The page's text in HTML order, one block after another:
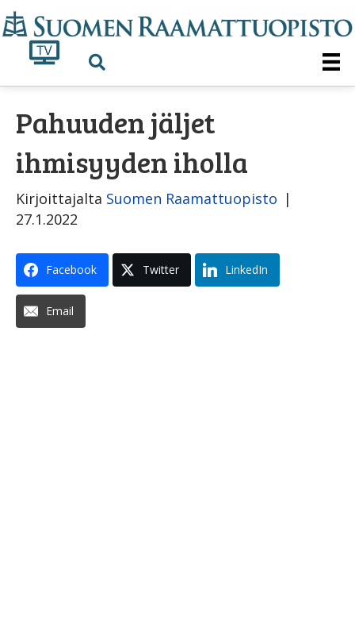
Pahuuden jäljet
ihmisyyden iholla
Kirjoittajalta Suomen Raamattuopisto |
27.1.2022
Facebook Twitter LinkedIn
Email